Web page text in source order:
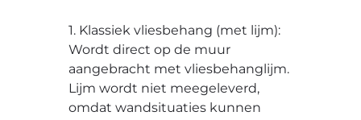
1. Klassiek vliesbehang (met lijm):
Wordt direct op de muur
aangebracht met vliesbehanglijm.
Lijm wordt niet meegeleverd,
omdat wandsituaties kunnen